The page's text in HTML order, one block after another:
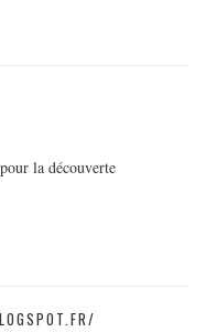
la découverte